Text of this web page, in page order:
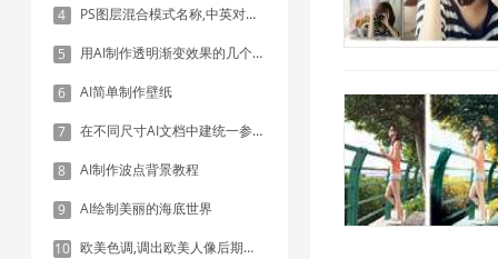
4 PS图层混合模式名称,中英对照表
5 用AI制作透明渐变效果的几个方法
6 AI简单制作壁纸
7 在不同尺寸AI文档中建统一参考线 - 方法1：对齐和分布
8 AI制作波点背景教程
9 AI绘制美丽的海底世界
10 欧美色调,调出欧美人像后期色调实例